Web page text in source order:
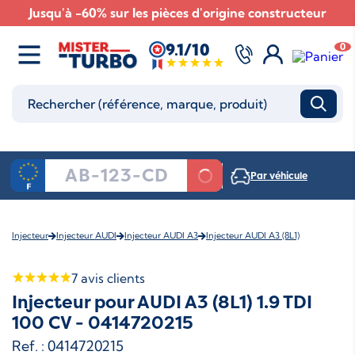
Jusqu'à -60% sur les pièces d'origine constructeur
9.1/10 0
Par véhicule
Injecteur Injecteur AUDI Injecteur AUDI A3 Injecteur AUDI A3 (8L1)
7 avis clients
Injecteur pour AUDI A3 (8L1) 1.9 TDI
100 CV - 0414720215
Ref. : 0414720215